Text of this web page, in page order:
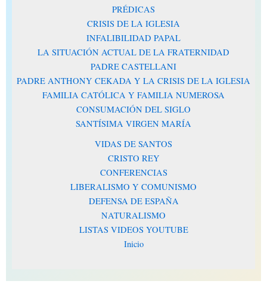
PRÉDICAS
CRISIS DE LA IGLESIA
INFALIBILIDAD PAPAL
LA SITUACIÓN ACTUAL DE LA FRATERNIDAD
PADRE CASTELLANI
PADRE ANTHONY CEKADA Y LA CRISIS DE LA IGLESIA
FAMILIA CATÓLICA Y FAMILIA NUMEROSA
CONSUMACIÓN DEL SIGLO
SANTÍSIMA VIRGEN MARÍA
VIDAS DE SANTOS
CRISTO REY
CONFERENCIAS
LIBERALISMO Y COMUNISMO
DEFENSA DE ESPAÑA
NATURALISMO
LISTAS VIDEOS YOUTUBE
Inicio